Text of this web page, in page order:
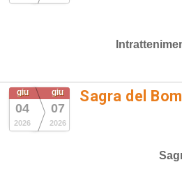
giu
04
2026
giu
07
2026
Sagra del